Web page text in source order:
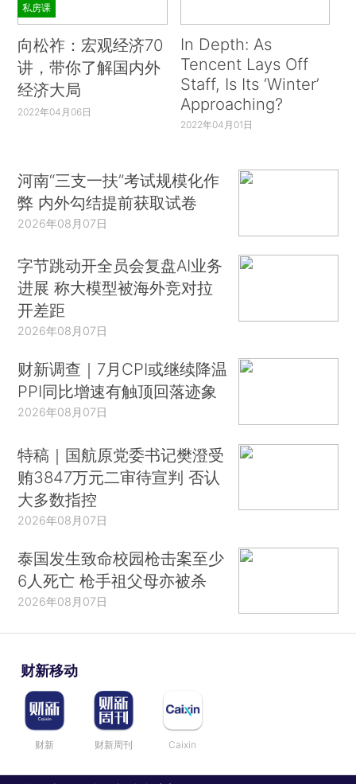
私房课
向松祚：宏观经济70
讲，带你了解国内外
经济大局
2022年04月06日
In Depth: As
Tencent Lays Off
Staff, Is Its ‘Winter’
Approaching?
2022年04月01日
河南“三支一扶”考试规模化作
弊 内外勾结提前获取试卷
2026年08月07日
字节跳动开全员会复盘AI业务
进展 称大模型被海外竞对拉
开差距
2026年08月07日
财新调查｜7月CPI或继续降温
PPI同比增速有触顶回落迹象
2026年08月07日
特稿｜国航原党委书记樊澄受
贿3847万元二审待宣判 否认
大多数指控
2026年08月07日
泰国发生致命校园枪击案至少
6人死亡 枪手祖父母亦被杀
2026年08月07日
财新移动
财新 财新周刊 Caixin